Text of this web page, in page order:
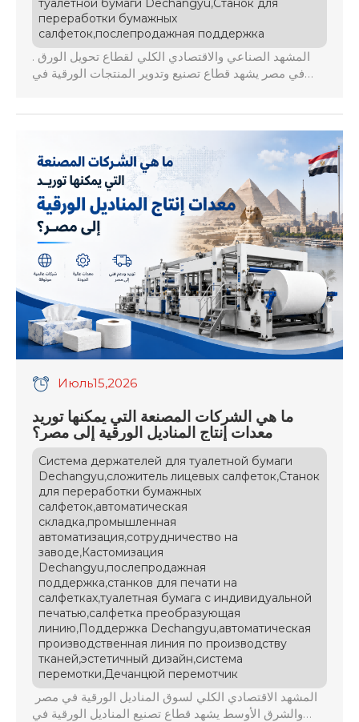
туалетной бумаги Dechangyu,Станок для
переработки бумажных
салфеток,послепродажная поддержка
. المشهد الصناعي والاقتصادي الكلي لقطاع تحويل الورق
في مصر يشهد قطاع تصنيع وتدوير المنتجات الورقية في
الكاملة. تواجه المصانع المحلية ضغوطاً متزايدة ناتجة عن
تقلبات أسعار الصرف، وارتفاع كلفة الطاقة، فضلاً […]
Июль15,2026
ما هي الشركات المصنعة التي يمكنها توريد
معدات إنتاج المناديل الورقية إلى مصر؟
Система держателей для туалетной бумаги
Dechangyu,сложитель лицевых салфеток,Станок
для переработки бумажных
салфеток,автоматическая
складка,промышленная
автоматизация,сотрудничество на
заводе,Кастомизация
Dechangyu,послепродажная
поддержка,станков для печати на
салфетках,туалетная бумага с индивидуальной
печатью,салфетка преобразующая
линию,Поддержка Dechangyu,автоматическая
производственная линия по производству
тканей,эстетичный дизайн,система
перемотки,Дечанцюй перемотчик
والشرق الأوسط يشهد قطاع تصنيع المناديل الورقية في